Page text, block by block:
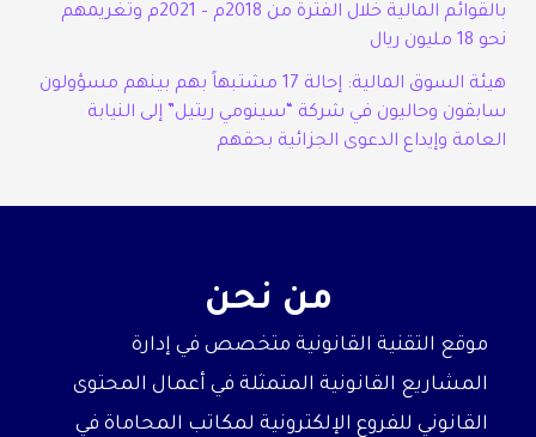
بالقوائم المالية خلال الفترة من 2018م – 2021م وتغريمهم
نحو 18 مليون ريال
هيئة السوق المالية: إحالة 17 مشتبهاً بهم بينهم مسؤولون
سابقون وحاليون في شركة “سينومي ريتيل” إلى النيابة
العامة وإيداع الدعوى الجزائية بحقهم
من نحن
موقع التقنية القانونية متخصص في إدارة
المشاريع القانونية المتمثلة في أعمال المحتوى
القانوني للفروع الإلكترونية لمكاتب المحاماة في